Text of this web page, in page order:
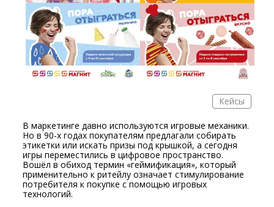
Кейсы
В маркетинге давно используются игровые механики.
Но в 90-х годах покупателям предлагали собирать
этикетки или искать призы под крышкой, а сегодня
игры переместились в цифровое пространство.
Вошёл в обиход термин «геймификация», который
применительно к ритейлу означает стимулирование
потребителя к покупке с помощью игровых
технологий.